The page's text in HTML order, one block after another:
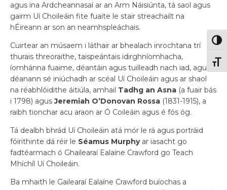
agus ina Ardcheannasaí ar an Arm Náisiúnta, tá saol agus
gairm Uí Choileáin fite fuaite le stair streachailt na
hÉireann ar son an neamhspleáchais.
Cuirtear an músaem i láthair ar bhealach inrochtana trí
thurais threoraithe, taispeántais idirghníomhacha,
íomhánna fuaime, déantáin agus tuilleadh nach iad, agus
déanann sé iniúchadh ar scéal Uí Choileáin agus ar shaol
na réabhlóidithe áitiúla, amhail Tadhg an Asna (a fuair bás
i 1798) agusJeremiah O’Donovan Rossa (1831-1915), a
raibh tionchar acu araon ar Ó Coileáin agus é fós óg.
Tá dealbh bhrád Uí Choileáin atá mór le rá agus portráid
fóirithinte dá réir le Séamus Murphy ar iasacht go
fadtéarmach ó Ghailearaí Ealaíne Crawford go Teach
Mhíchíl Uí Choileáin.
Ba mhaith le Gailearaí Ealaíne Crawford buíochas a